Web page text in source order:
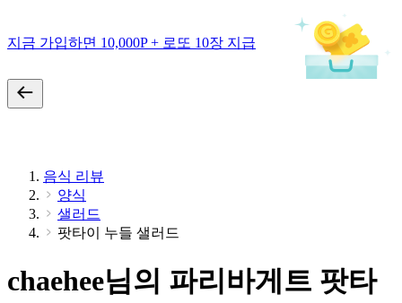
지금 가입하면 10,000P + 로또 10장 지급
음식 리뷰
양식
샐러드
팟타이 누들 샐러드
chaehee님의 파리바게트 팟타